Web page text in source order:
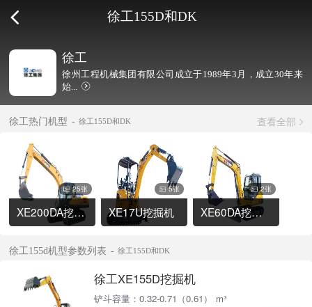
徐工155D和DK
徐工
徐州工程机械集团有限公司成立于1989年3月，成立30年来
始...
徐工热门机型 徐工155D和DK 查看全部
25张
XE200DA挖掘机
5张
XE17U挖掘机
2张
XE60DA挖掘机
徐工155d机型参数列表 徐工155D和DK
徐工XE155D挖掘机
铲斗容量：0.32-0.71（0.61） m³